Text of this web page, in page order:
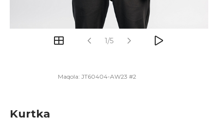
1/5
Maqola: JT60404-AW23 #2
Kurtka